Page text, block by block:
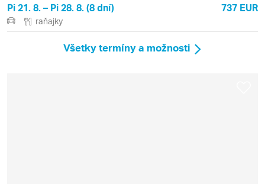
Pi 21. 8. – Pi 28. 8. (8 dní) 737 EUR
raňajky
Všetky termíny a možnosti